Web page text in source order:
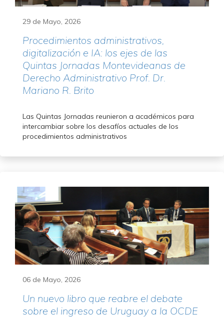
29 de Mayo, 2026
Procedimientos administrativos,
digitalización e IA: los ejes de las
Quintas Jornadas Montevideanas de
Derecho Administrativo Prof. Dr.
Mariano R. Brito
Las Quintas Jornadas reunieron a académicos para
intercambiar sobre los desafíos actuales de los
procedimientos administrativos
06 de Mayo, 2026
Un nuevo libro que reabre el debate
sobre el ingreso de Uruguay a la OCDE